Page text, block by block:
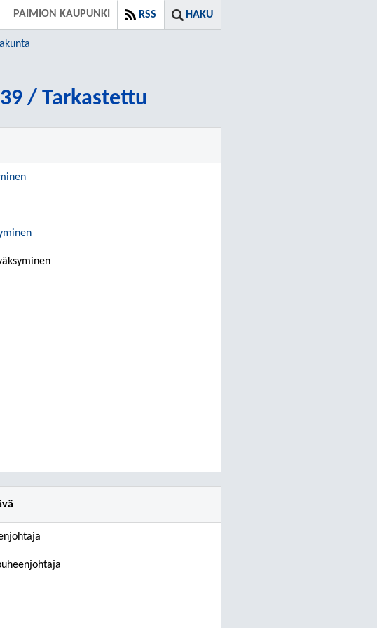
HAKU
RSS
PAIMION KAUPUNKI
/ Tarkastettu